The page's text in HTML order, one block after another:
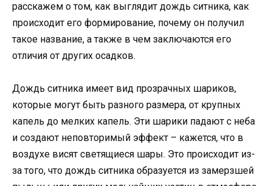
расскажем о том, как выглядит дождь ситника, как
происходит его формирование, почему он получил
такое название, а также в чем заключаются его
отличия от других осадков.
Дождь ситника имеет вид прозрачных шариков,
которые могут быть разного размера, от крупных
капель до мелких капель. Эти шарики падают с неба
и создают неповторимый эффект – кажется, что в
воздухе висят светящиеся шары. Это происходит из-
за того, что дождь ситника образуется из замерзшей